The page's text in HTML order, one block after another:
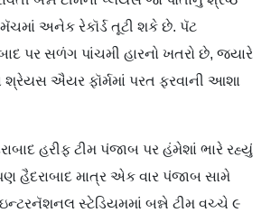
અનેક રેકૉર્ડ તૂટી શકે છે. પૅટ
પર સળંગ પાંચમી હારનો ખતરો છે, જ્યારે
શ્રેયસ ઐયર ફૉર્મમાં પરત ફરવાની આશા
હરીફ ટીમ પંજાબ પર હંમેશાં ભારે રહ્યું
હૈદરાબાદ માત્ર એક વાર પંજાબ સામે
ઇન્ટરનૅશનલ સ્ટેડિયમમાં બન્ને ટીમ વચ્ચે ૯